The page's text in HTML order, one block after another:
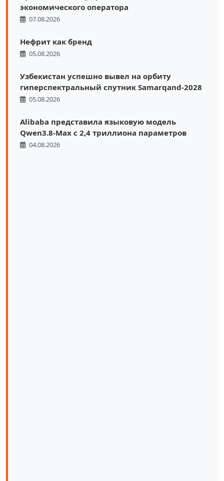
экономического оператора
07.08.2026
Нефрит как бренд
05.08.2026
Узбекистан успешно вывел на орбиту
гиперспектральный спутник Samarqand-2028
05.08.2026
Alibaba представила языковую модель
Qwen3.8-Max с 2,4 триллиона параметров
04.08.2026